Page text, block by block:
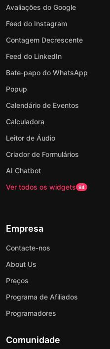
Avaliações do Google
Feed do Instagram
Contagem Decrescente
Feed do LinkedIn
Bate-papo do WhatsApp
Popup
Calendário de Eventos
Calculadora
Leitor de Áudio
Criador de Formulários
AI Chatbot
Ver todos os widgets 94
Empresa
Contacte-nos
About Us
Preços
Programa de Afiliados
Programadores
Comunidade